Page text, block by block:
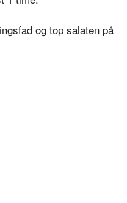
og top salaten på